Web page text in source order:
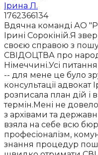
Ірина Л.
1762366134
Вдячна команді АО
Ірині Сорокіній.Я
своєю справою з
СВІДОЦТВА про
Німеччині.Усі
-- для мене це було
консультації адвокат
розписала план дій
термін.Мені не
з архівами та
взяла на себе всю
професіоналізм,
знання процедур